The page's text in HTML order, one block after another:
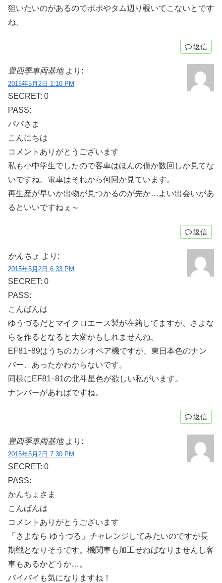
狙いたいのがあるのでポポやタム辺り覗いてこないとです
ね。
返信
豊四季車両基地 より:
2015年5月2日 1:10 PM
SECRET: 0
PASS:
パパさま
こんにちは
コメントありがとうございます
私も小中学生でしたので客車はほんの僅か数回しか見てな
いですね。電車はそれから何回か見ています。
再生産が早いか出物が見つかるのが先か…よい出会いがあ
るといいですねぇ～
返信
かんちょ より:
2015年5月2日 6:33 PM
SECRET: 0
PASS:
こんばんは
ゆうづるだとマイクロエース製が在籍してますが、さよな
らを作るとなると大変かもしれませんね。
EF81ｰ89はうちのカシオペア機ですが、東日本色のナン
バー、あったかわからないです。
同様にEF81ｰ81の北斗星色が欲しい私がいます。
ナンバーがあればですね。
返信
豊四季車両基地 より:
2015年5月2日 7:30 PM
SECRET: 0
PASS:
かんちょさま
こんばんは
コメントありがとうございます
「さよなら ゆうづる」チャレンジしてみたいのですが長
期戦となりそうです。機関車も加工せねばなりませんし客
車もあるかどうか…。
パイパイも気になりますね！